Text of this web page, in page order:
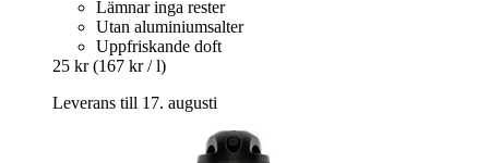
Lämnar inga rester
Utan aluminiumsalter
Uppfriskande doft
25 kr (167 kr / l)
Leverans till 17. augusti